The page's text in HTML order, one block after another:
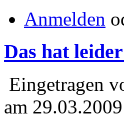
Anmelden
Das hat
Eingetragen
am